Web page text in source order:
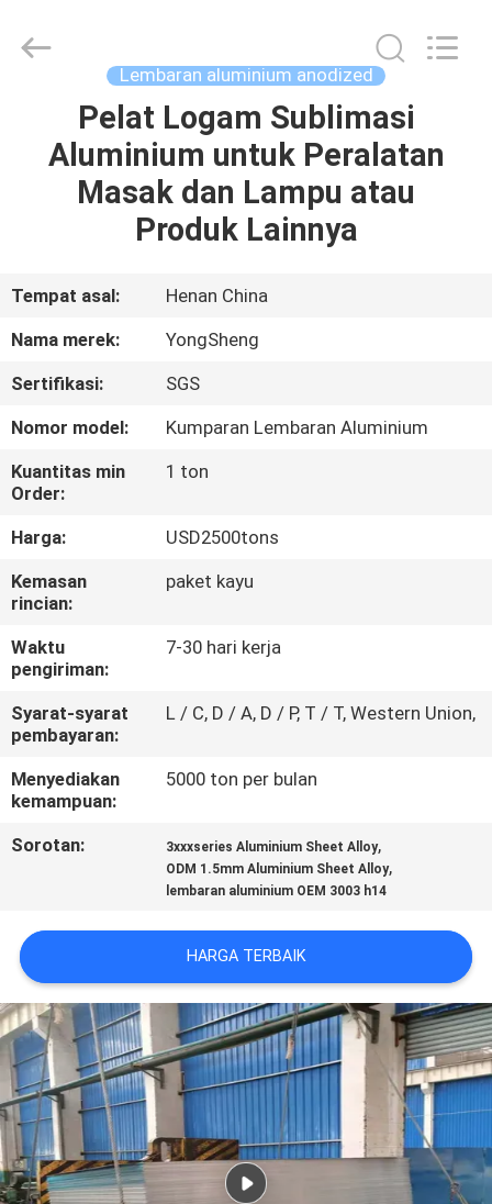
RUMAH
PRODUK
KAMI
PABRIK
KONTROL
KUALITAS
HUBUNGI
KAMI
BERITA
KASUS
PENAWARAN
SITEMAP
KEBIJAKAN
PRIVASI
Industry
Co.,Ltd..
Lembaran aluminium anodized
Pelat Logam Sublimasi
Aluminium untuk Peralatan
Masak dan Lampu atau
Produk Lainnya
Tempat asal:
Henan China
Nama merek:
YongSheng
Sertifikasi:
SGS
Nomor model:
Kumparan Lembaran Aluminium
Kuantitas min
Order:
1 ton
Harga:
USD2500tons
Kemasan
rincian:
paket kayu
Waktu
pengiriman:
7-30 hari kerja
Syarat-syarat
pembayaran:
L / C, D / A, D / P, T / T, Western Union,
Menyediakan
kemampuan:
5000 ton per bulan
Sorotan: 3xxxseries Aluminium Sheet Alloy,
ODM 1.5mm Aluminium Sheet Alloy,
lembaran aluminium OEM 3003 h14
HARGA TERBAIK